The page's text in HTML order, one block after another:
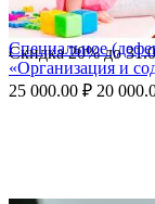
Скидка20%до
Специальное
«Организация и
25 000.00 ₽ 20